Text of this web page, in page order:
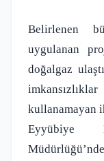
Belirlenen
uygulanan
doğalgaz
kullanamayan
Eyyübiye